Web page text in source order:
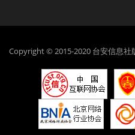
Copyright © 2015-2020 台安信息社